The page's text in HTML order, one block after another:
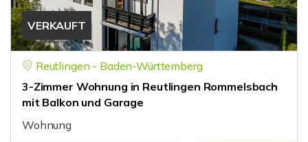
VERKAUFT
Reutlingen - Baden-Württemberg
3-Zimmer Wohnung in Reutlingen Rommelsbach
mit Balkon und Garage
Wohnung